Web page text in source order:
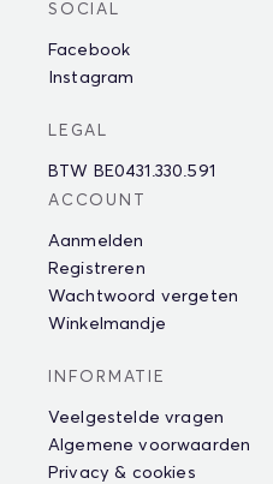
SOCIAL
Facebook
Instagram
LEGAL
BTW BE0431.330.591
ACCOUNT
Aanmelden
Registreren
Wachtwoord vergeten
Winkelmandje
INFORMATIE
Veelgestelde vragen
Algemene voorwaarden
Privacy & cookies